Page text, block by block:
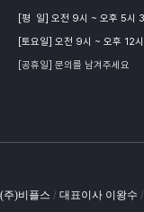
[평 일] 오전 9시 ~ 오후 5시
[토요일] 오전 9시 ~ 오후 12시
[공휴일] 문의를 남겨주세요
(주)비플스 / 대표이사 이왕수 /